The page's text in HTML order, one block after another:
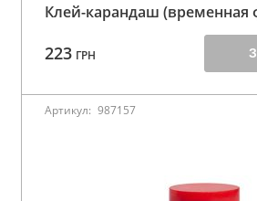
Клей-карандаш (временная
223 ГРН
Артикул: 987157